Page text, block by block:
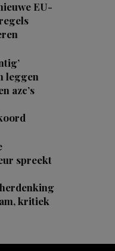
EU-
leggen
azc’s
spreekt
kritiek